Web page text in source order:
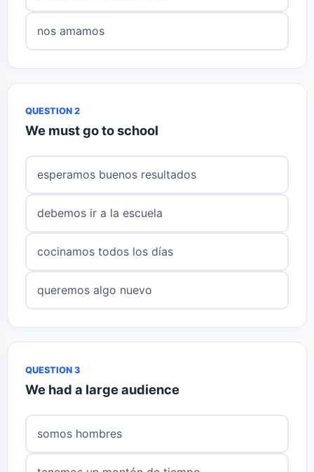
nos amamos
QUESTION 2
We must go to school
esperamos buenos resultados
debemos ir a la escuela
cocinamos todos los días
queremos algo nuevo
QUESTION 3
We had a large audience
somos hombres